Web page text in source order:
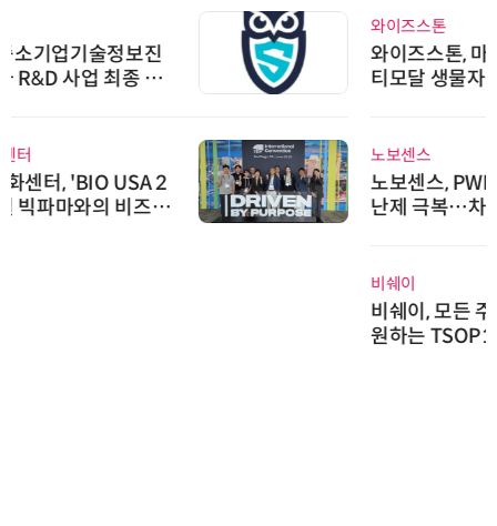
와이즈스톤, 마틸로에이아이의 '멀
티모달 생물자원 빅데이터'에 DQ
노보센스
노보센스, PWM 고주파 과도 간섭
난제 극복…차량용 전류 감지 증폭